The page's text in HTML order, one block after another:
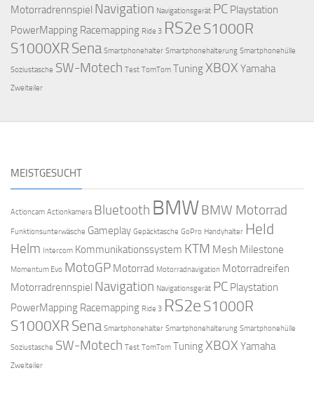
Motorradrennspiel Navigation Navigationsgerät PC Playstation
PowerMapping Racemapping Ride 3 RS2e S1000R
S1000XR Sena Smartphonehalter Smartphonehalterung Smartphonehülle
Soziustasche SW-Motech Test TomTom TuningXBOX Yamaha
Zweiteiler
MEISTGESUCHT
Actioncam Actionkamera Bluetooth BMWBMW Motorrad
Funktionsunterwäsche Gameplay Gepäcktasche GoPro Handyhalter Held
Helm Intercom Kommunikationssystem KTM Mesh Milestone
Momentum Evo MotoGP Motorrad Motorradnavigation Motorradreifen
Motorradrennspiel Navigation Navigationsgerät PC Playstation
PowerMapping Racemapping Ride 3 RS2e S1000R
S1000XR Sena Smartphonehalter Smartphonehalterung Smartphonehülle
Soziustasche SW-Motech Test TomTom TuningXBOX Yamaha
Zweiteiler